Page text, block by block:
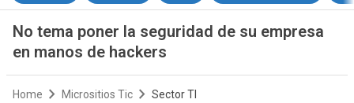
No tema poner la seguridad de su empresa
en manos de hackers
Home Micrositios Tic Sector TI